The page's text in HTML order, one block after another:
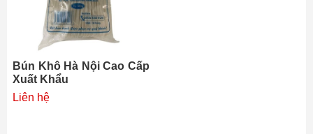
Bún Khô Hà Nội Cao Cấp
Xuất Khẩu
Liên hệ